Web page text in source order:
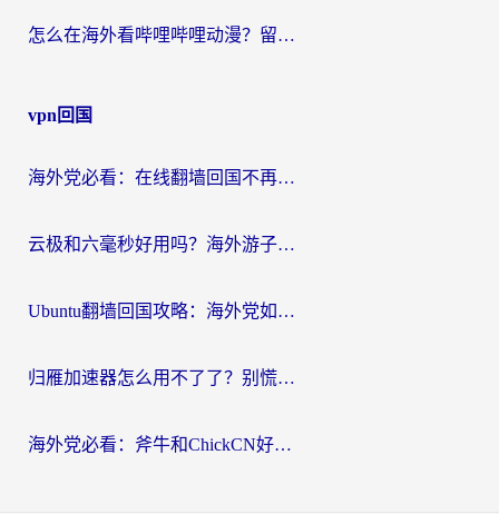
怎么在海外看哔哩哔哩动漫？留学生亲测有效的回国加速方案
vpn回国
海外党必看：在线翻墙回国不再难！教你选对加速器无缝刷国内资源
云极和六毫秒好用吗？海外游子解锁国内资源的真实答案
Ubuntu翻墙回国攻略：海外党如何选对加速器，无缝刷国内剧玩游戏？
归雁加速器怎么用不了了？别慌，这篇指南教你如何丝滑“回家”
海外党必看：斧牛和ChickCN好用吗？3款热门加速器实测+番茄加速器深度体验